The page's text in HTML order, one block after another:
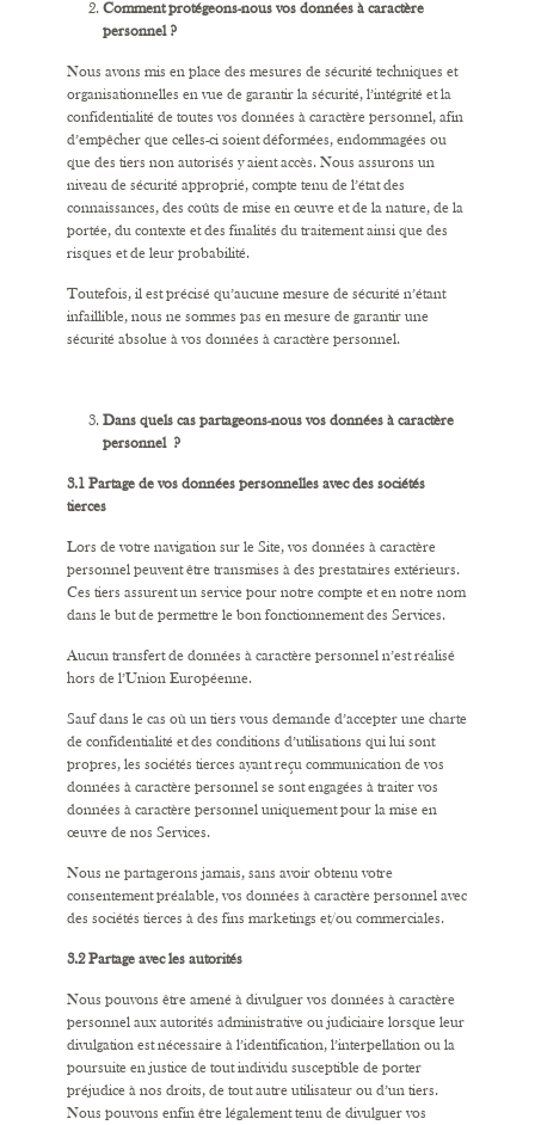
Comment protégeons-nous vos données à caractère
personnel ?
Nous avons mis en place des mesures de sécurité techniques et
organisationnelles en vue de garantir la sécurité, l’intégrité et la
confidentialité de toutes vos données à caractère personnel, afin
d’empêcher que celles-ci soient déformées, endommagées ou
que des tiers non autorisés y aient accès. Nous assurons un
niveau de sécurité approprié, compte tenu de l’état des
connaissances, des coûts de mise en œuvre et de la nature, de la
portée, du contexte et des finalités du traitement ainsi que des
risques et de leur probabilité.
Toutefois, il est précisé qu’aucune mesure de sécurité n’étant
infaillible, nous ne sommes pas en mesure de garantir une
sécurité absolue à vos données à caractère personnel.
Dans quels cas partageons-nous vos données à caractère
personnel ?
3.1 Partage de vos données personnelles avec des sociétés
tierces
Lors de votre navigation sur le Site, vos données à caractère
personnel peuvent être transmises à des prestataires extérieurs.
Ces tiers assurent un service pour notre compte et en notre nom
dans le but de permettre le bon fonctionnement des Services.
Aucun transfert de données à caractère personnel n’est réalisé
hors de l’Union Européenne.
Sauf dans le cas où un tiers vous demande d’accepter une charte
de confidentialité et des conditions d’utilisations qui lui sont
propres, les sociétés tierces ayant reçu communication de vos
données à caractère personnel se sont engagées à traiter vos
données à caractère personnel uniquement pour la mise en
œuvre de nos Services.
Nous ne partagerons jamais, sans avoir obtenu votre
consentement préalable, vos données à caractère personnel avec
des sociétés tierces à des fins marketings et/ou commerciales.
3.2 Partage avec les autorités
Nous pouvons être amené à divulguer vos données à caractère
personnel aux autorités administrative ou judiciaire lorsque leur
divulgation est nécessaire à l’identification, l’interpellation ou la
poursuite en justice de tout individu susceptible de porter
préjudice à nos droits, de tout autre utilisateur ou d’un tiers.
Nous pouvons enfin être légalement tenu de divulguer vos